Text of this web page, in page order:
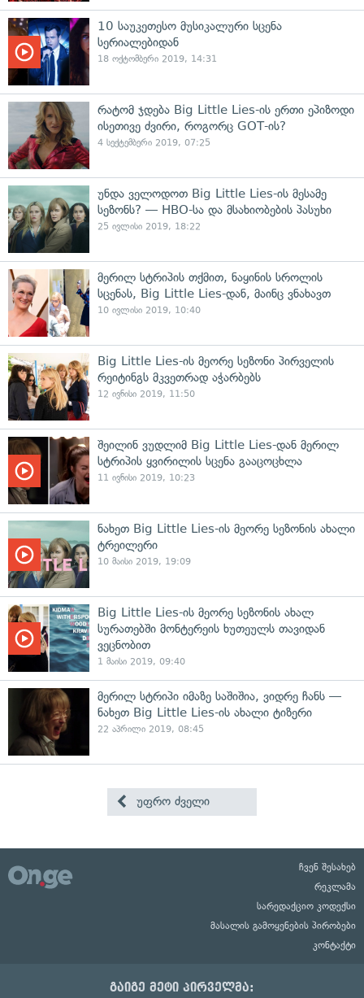
10 საუკეთესო მუსიკალური სცენა
სერიალებიდან
18 ოქტომბერი 2019, 14:31
რატომ ჯდება Big Little Lies-ის ერთი ეპიზოდი
ისეთივე ძვირი, როგორც GOT-ის?
4 სექტემბერი 2019, 07:25
უნდა ველოდოთ Big Little Lies-ის მესამე
სეზონს? — HBO-სა და მსახიობების პასუხი
25 ივლისი 2019, 18:22
მერილ სტრიპის თქმით, ნაყინის სროლის
სცენას, Big Little Lies-დან, მაინც ვნახავთ
10 ივლისი 2019, 10:40
Big Little Lies-ის მეორე სეზონი პირველის
რეიტინგს მკვეთრად აჭარბებს
12 ივნისი 2019, 11:50
შეილინ ვუდლიმ Big Little Lies-დან მერილ
სტრიპის ყვირილის სცენა გააცოცხლა
11 ივნისი 2019, 10:23
ნახეთ Big Little Lies-ის მეორე სეზონის ახალი
ტრეილერი
10 მაისი 2019, 19:09
Big Little Lies-ის მეორე სეზონის ახალ
სურათებში მონტერეის ხუთეულს თავიდან
ვეცნობით
1 მაისი 2019, 09:40
მერილ სტრიპი იმაზე საშიშია, ვიდრე ჩანს —
ნახეთ Big Little Lies-ის ახალი ტიზერი
22 აპრილი 2019, 08:45
უფრო ძველი
ჩვენ შესახებ
რეკლამა
სარედაქციო კოდექსი
მასალის გამოყენების პირობები
კონტაქტი
გაიგე მეტი პირველმა: